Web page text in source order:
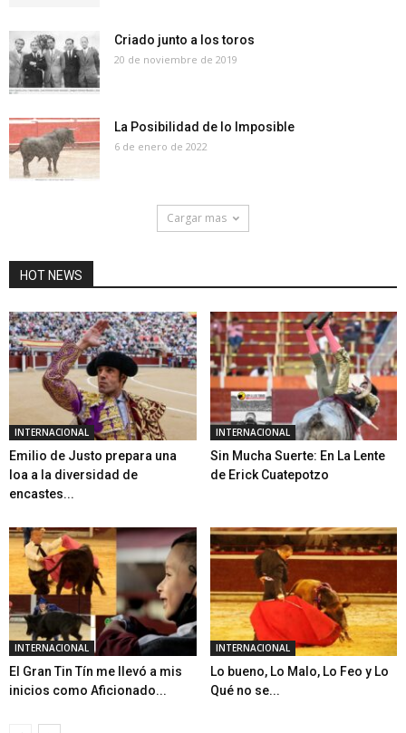
Criado junto a los toros
20 de noviembre de 2019
La Posibilidad de lo Imposible
6 de enero de 2022
Cargar mas
HOT NEWS
INTERNACIONAL
Emilio de Justo prepara una
loa a la diversidad de
encastes...
INTERNACIONAL
Sin Mucha Suerte: En La Lente
de Erick Cuatepotzo
INTERNACIONAL
El Gran Tin Tín me llevó a mis
inicios como Aficionado...
INTERNACIONAL
Lo bueno, Lo Malo, Lo Feo y Lo
Qué no se...